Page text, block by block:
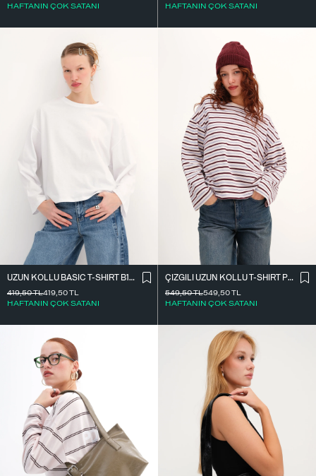
HAFTANIN ÇOK SATANI
HAFTANIN ÇOK SATANI
UZUN KOLLU BASIC T-SHIRT B10571
419,50TL
HAFTANIN ÇOK SATANI
419,50TL
ÇIZGILI UZUN KOLLU T-SHIRT P10550
549,50TL
HAFTANIN ÇOK SATANI
549,50TL